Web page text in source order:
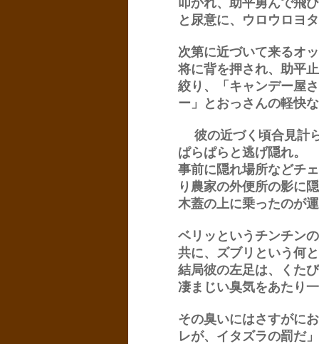
叩かれ、助平勇んで飛
と尿意に、ウロウロヨ
次第に近づいて来るオ
将に背を押され、助平
絞り、「キャンデー屋
ー」とおっさんの軽快
彼の近づく頃合見計
ぱらぱらと逃げ隠れ。
事前に隠れ場所などチ
り農家の外便所の影に
木蓋の上に乗ったのが
ベリッというチンチン
共に、ズブリという何
結局彼の左足は、くた
凄まじい臭気をあたり
その臭いにはさすがに
レが、イタズラの罰だ